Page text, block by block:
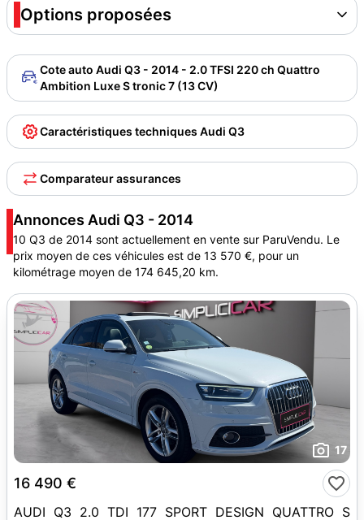
Options proposées
Cote auto Audi Q3 - 2014 - 2.0 TFSI 220 ch Quattro
Ambition Luxe S tronic 7 (13 CV)
Caractéristiques techniques Audi Q3
Comparateur assurances
Annonces Audi Q3 - 2014
10 Q3 de 2014 sont actuellement en vente sur ParuVendu. Le
prix moyen de ces véhicules est de 13 570 €, pour un
kilométrage moyen de 174 645,20 km.
17
16 490 €
AUDI Q3 2.0 TDI 177 SPORT DESIGN QUATTRO S